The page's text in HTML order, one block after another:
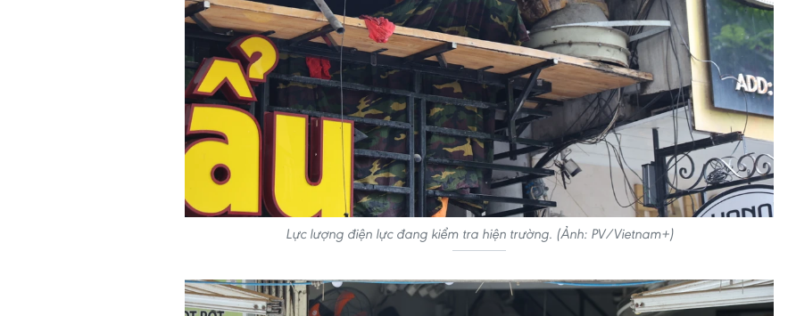
Lực lượng điện lực đang kiểm tra hiện trường. (Ảnh: PV/Vietnam+)